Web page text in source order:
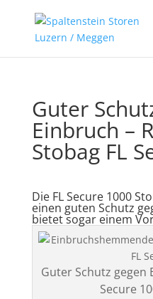
Guter
Einbruch –
Stobag FL
Die FL Secure 1000
einen guten Schutz
bietet sogar einem
Guter Schutz gegen
Secure